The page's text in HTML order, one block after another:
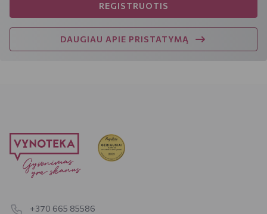
REGISTRUOTIS
DAUGIAU APIE PRISTATYMĄ
+370 665 85586